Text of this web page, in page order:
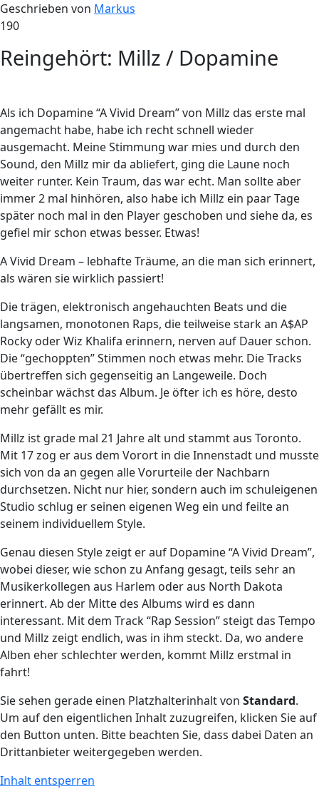
Geschrieben von Markus
190
Reingehört: Millz / Dopamine
Als ich Dopamine “A Vivid Dream” von Millz das erste mal
angemacht habe, habe ich recht schnell wieder
ausgemacht. Meine Stimmung war mies und durch den
Sound, den Millz mir da abliefert, ging die Laune noch
weiter runter. Kein Traum, das war echt. Man sollte aber
immer 2 mal hinhören, also habe ich Millz ein paar Tage
später noch mal in den Player geschoben und siehe da, es
gefiel mir schon etwas besser. Etwas!
A Vivid Dream – lebhafte Träume, an die man sich erinnert,
als wären sie wirklich passiert!
Die trägen, elektronisch angehauchten Beats und die
langsamen, monotonen Raps, die teilweise stark an A$AP
Rocky oder Wiz Khalifa erinnern, nerven auf Dauer schon.
Die “gechoppten” Stimmen noch etwas mehr. Die Tracks
übertreffen sich gegenseitig an Langeweile. Doch
scheinbar wächst das Album. Je öfter ich es höre, desto
mehr gefällt es mir.
Millz ist grade mal 21 Jahre alt und stammt aus Toronto.
Mit 17 zog er aus dem Vorort in die Innenstadt und musste
sich von da an gegen alle Vorurteile der Nachbarn
durchsetzen. Nicht nur hier, sondern auch im schuleigenen
Studio schlug er seinen eigenen Weg ein und feilte an
seinem individuellem Style.
Genau diesen Style zeigt er auf Dopamine “A Vivid Dream”,
wobei dieser, wie schon zu Anfang gesagt, teils sehr an
Musikerkollegen aus Harlem oder aus North Dakota
erinnert. Ab der Mitte des Albums wird es dann
interessant. Mit dem Track “Rap Session” steigt das Tempo
und Millz zeigt endlich, was in ihm steckt. Da, wo andere
Alben eher schlechter werden, kommt Millz erstmal in
fahrt!
Sie sehen gerade einen Platzhalterinhalt von Standard.
Um auf den eigentlichen Inhalt zuzugreifen, klicken Sie auf
den Button unten. Bitte beachten Sie, dass dabei Daten an
Drittanbieter weitergegeben werden.
Inhalt entsperren